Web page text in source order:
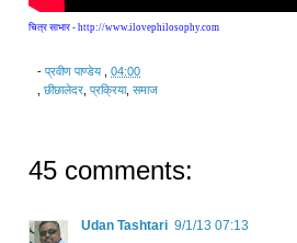
चित्र साभार - http://www.ilovephilosophy.com
- प्रवीण पाण्डेय
04:00
छीछालेदर प्रक्रिया, समाज
45 comments:
Udan Tashtari 9/1/13 07:13